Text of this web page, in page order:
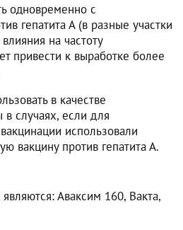
одновременно с
гепатита А (в разные участки
на частоту
привести к выработке более
в качестве
случаях, если для
использовали
вакцину против гепатита А.
Аваксим 160, Вакта,